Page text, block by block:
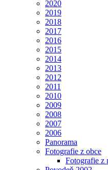
2020
2019
2018
2017
2016
2015
2014
2013
2012
2011
2010
2009
2008
2007
2006
Panorama
Fotografie z obce
Fotografie z